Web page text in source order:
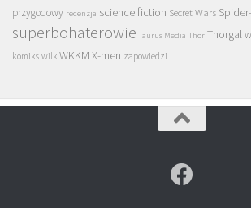
przygodowy recenzja science fiction Secret Wars
superbohaterowie Taurus Media Thor Thorgal
komiks wilk WKKM X-men zapowiedzi